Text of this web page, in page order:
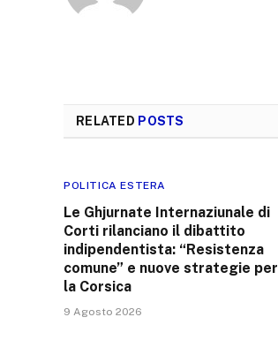
RELATED POSTS
POLITICA ESTERA
Le Ghjurnate Internaziunale di
Corti rilanciano il dibattito
indipendentista: “Resistenza
comune” e nuove strategie per
la Corsica
9 Agosto 2026